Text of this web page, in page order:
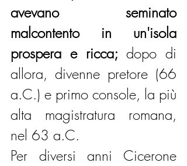
avevano seminato
malcontento in un'isola
prospera e ricca; dopo di
allora, divenne pretore (66
a.C.) e primo console, la più
alta magistratura romana,
nel 63 a.C.
Per diversi anni Cicerone